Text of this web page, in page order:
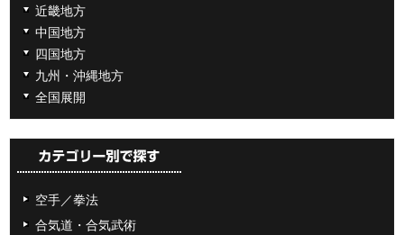
近畿地方
中国地方
四国地方
九州・沖縄地方
全国展開
空手／拳法
合気道・合気武術